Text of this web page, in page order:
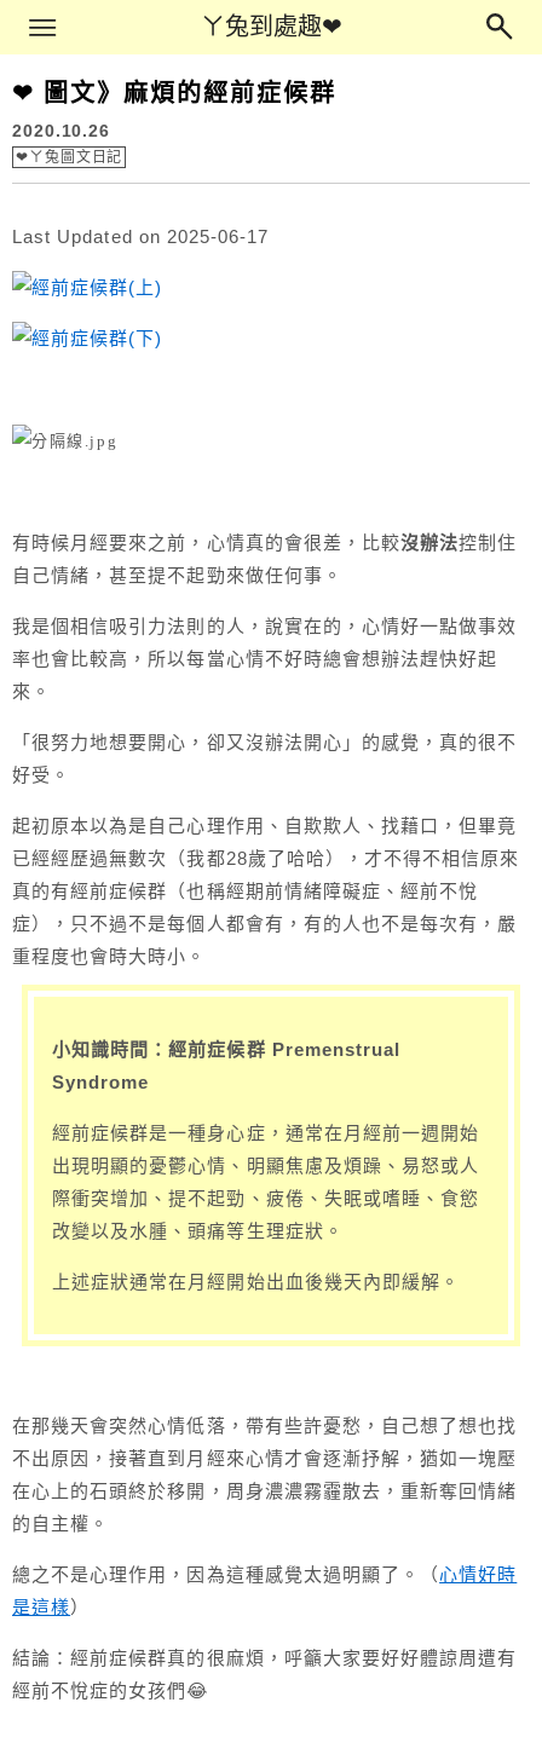
ㄚ兔到處趣❤
Main Menu
❤ 圖文》麻煩的經前症候群
2020.10.26
❤ㄚ兔圖文日記
Last Updated on 2025-06-17
有時候月經要來之前，心情真的會很差，比較沒辦法控制住
自己情緒，甚至提不起勁來做任何事。
我是個相信吸引力法則的人，說實在的，心情好一點做事效
率也會比較高，所以每當心情不好時總會想辦法趕快好起
來。
「很努力地想要開心，卻又沒辦法開心」的感覺，真的很不
好受。
起初原本以為是自己心理作用、自欺欺人、找藉口，但畢竟
已經經歷過無數次（我都28歲了哈哈），才不得不相信原來
真的有經前症候群（也稱經期前情緒障礙症、經前不悅
症），只不過不是每個人都會有，有的人也不是每次有，嚴
重程度也會時大時小。
小知識時間：經前症候群 Premenstrual
Syndrome
經前症候群是一種身心症，通常在月經前一週開始
出現明顯的憂鬱心情、明顯焦慮及煩躁、易怒或人
際衝突增加、提不起勁、疲倦、失眠或嗜睡、食慾
改變以及水腫、頭痛等生理症狀。
上述症狀通常在月經開始出血後幾天內即緩解。
在那幾天會突然心情低落，帶有些許憂愁，自己想了想也找
不出原因，接著直到月經來心情才會逐漸抒解，猶如一塊壓
在心上的石頭終於移開，周身濃濃霧霾散去，重新奪回情緒
的自主權。
總之不是心理作用，因為這種感覺太過明顯了。（心情好時
是這樣）
結論：經前症候群真的很麻煩，呼籲大家要好好體諒周遭有
經前不悅症的女孩們😂